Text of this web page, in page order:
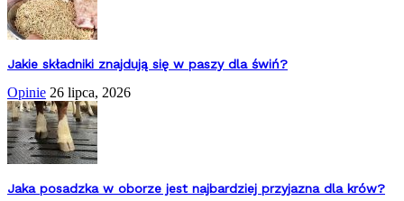
Jakie składniki znajdują się w paszy dla świń?
Opinie 26 lipca, 2026
Jaka posadzka w oborze jest najbardziej przyjazna dla krów?